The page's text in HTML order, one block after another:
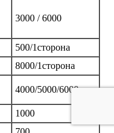
3000 / 6000
500/1сторона
8000/1сторона
4000/5000/6000
1000